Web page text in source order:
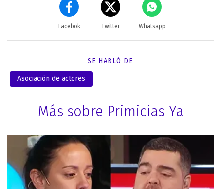
Facebok Twitter Whatsapp
SE HABLÓ DE
Asociación de actores
Más sobre Primicias Ya